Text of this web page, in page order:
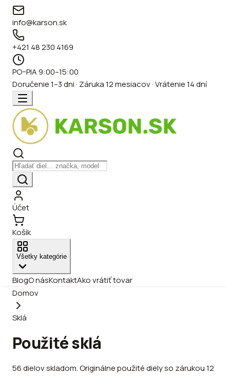
info@karson.sk
+421 48 230 4169
PO–PIA 9:00–15:00
Doručenie 1–3 dni · Záruka 12 mesiacov · Vrátenie 14 dní
Účet
Košík
Všetky kategórie
BlogO násKontaktAko vrátiť tovar
Domov
Sklá
Použité sklá
56dielovskladom.Originálne použité diely so zárukou 12